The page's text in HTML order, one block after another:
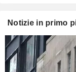
Notizie in primo